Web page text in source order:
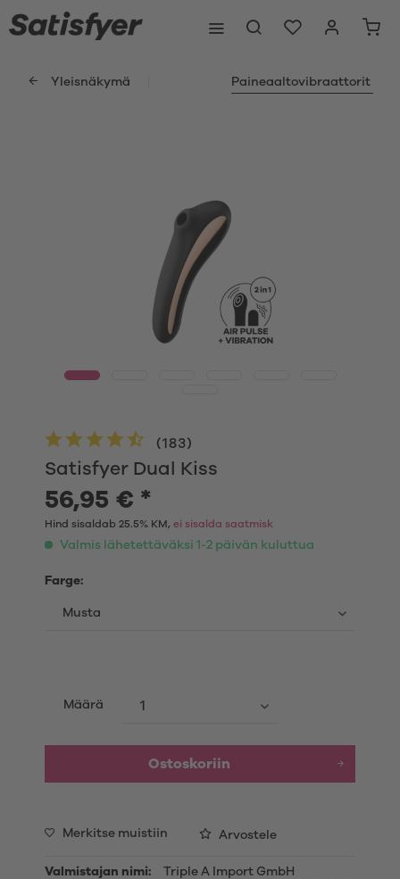
Yleisnäkymä Paineaaltovibraattorit
Satisfyer Dual Kiss
(183)
56,95 € *
Hind sisaldab 25.5% KM, ei sisalda saatmisk
Valmis lähetettäväksi 1-2 päivän kuluttua
Farge:
Määrä
Ostoskoriin
Merkitse muistiin Arvostele
Valmistajan nimi:
Triple A Import GmbH